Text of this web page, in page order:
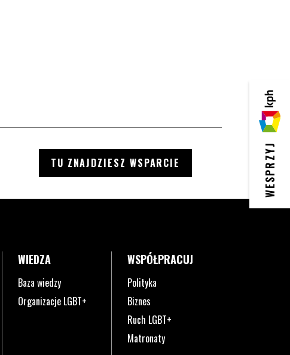
WESPRZYJ
KPH
TU ZNAJDZIESZ WSPARCIE
WIEDZA
Baza wiedzy
Organizacje LGBT+
WSPÓŁPRACUJ
Polityka
Biznes
Ruch LGBT+
Matronaty